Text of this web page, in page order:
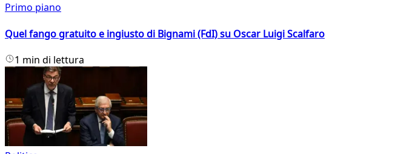
Primo piano
Quel fango gratuito e ingiusto di Bignami (FdI) su Oscar Luigi Scalfaro
1 min di lettura